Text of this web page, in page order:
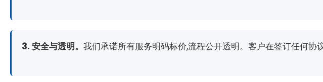
3. 安全与透明。 我们承诺所有服务明码标价,流程公开透明。客户在签订任何协